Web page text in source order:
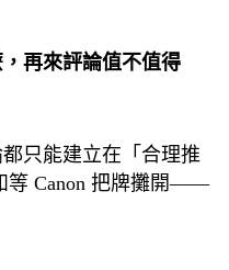
再來評論值不值得
只能建立在「合理推
等 Canon 把牌攤開——